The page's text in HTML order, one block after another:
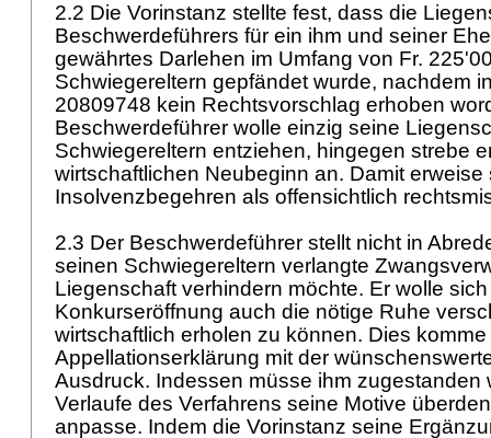
2.2 Die Vorinstanz stellte fest, dass die
Beschwerdeführers für ein ihm und seiner
gewährtes Darlehen im Umfang von Fr.
Schwiegereltern gepfändet wurde, nachdem
20809748 kein Rechtsvorschlag erhoben
Beschwerdeführer wolle einzig seine
Schwiegereltern entziehen, hingegen strebe
wirtschaftlichen Neubeginn an. Damit erweise
Insolvenzbegehren als offensichtlich
2.3 Der Beschwerdeführer stellt nicht in
seinen Schwiegereltern verlangte
Liegenschaft verhindern möchte. Er wolle
Konkurseröffnung auch die nötige Ruhe
wirtschaftlich erholen zu können. Dies
Appellationserklärung mit der
Ausdruck. Indessen müsse ihm zugestanden
Verlaufe des Verfahrens seine Motive
anpasse. Indem die Vorinstanz seine